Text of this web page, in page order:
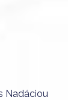
Nadáciou